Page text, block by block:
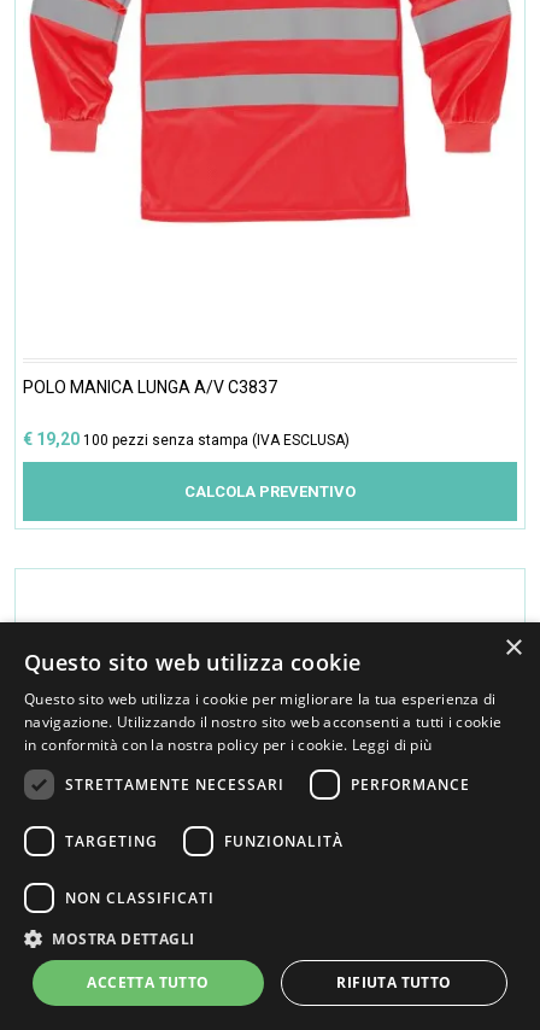
POLO MANICA LUNGA A/V C3837
€ 19,20 100 pezzi senza stampa (IVA ESCLUSA)
CALCOLA PREVENTIVO
×
Questo sito web utilizza cookie
Questo sito web utilizza i cookie per migliorare la tua esperienza di
navigazione. Utilizzando il nostro sito web acconsenti a tutti i cookie
in conformità con la nostra policy per i cookie. Leggi di più
STRETTAMENTE NECESSARI
PERFORMANCE
TARGETING FUNZIONALITÀ
NON CLASSIFICATI
MOSTRA DETTAGLI
ACCETTA TUTTO RIFIUTA TUTTO